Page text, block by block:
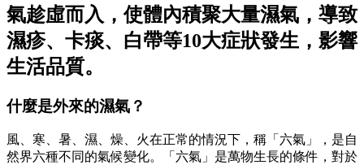
氣趁虛而入，使體內積聚大量濕氣，導致
濕疹、卡痰、白帶等10大症狀發生，影響
生活品質。
什麼是外來的濕氣？
風、寒、暑、濕、燥、火在正常的情況下，稱「六氣」，是自
然界六種不同的氣候變化。「六氣」是萬物生長的條件，對於